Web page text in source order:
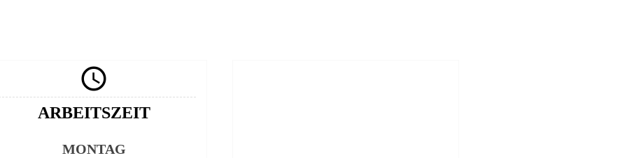

ARBEITSZEIT
MONTAG